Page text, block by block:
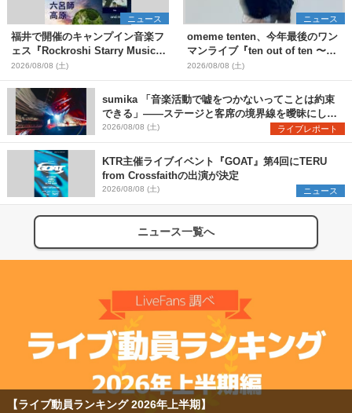
ニュース
福井で開催のキャンプイン音楽フ
ェス『Rockroshi Starry Music
Festival 2026』第3弾出演者とし
てSCOOBIE DO、かりゆし58、
Reiを発表
2026/08/08 (土)
ニュース
omeme tenten、今年最後のワン
マンライブ『ten out of ten 〜
one man〜』を11月に開催決定
2026/08/08 (土)
sumika 「音楽活動で嘘をつかないってことは約束
できる」――ステージと客席の境界線を曖昧にし
た、ツアーファイナル武道館公演レポート
2026/08/08 (土) ライブレポート
KTR主催ライブイベント『GOAT』第4回にTERU
from Crossfaithの出演が決定
2026/08/08 (土) ニュース
ニュース一覧へ
【ライブ動員ランキング 2026年上半期】